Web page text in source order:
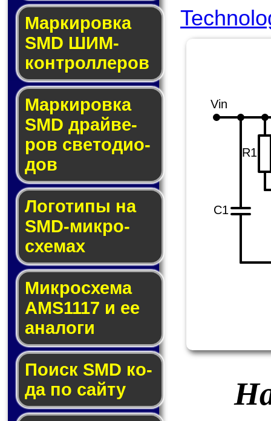
Маркировка
SMD ШИМ-
кон­трол­ле­ров
Маркировка
SMD драй­ве­
ров све­то­ди­о­
дов
Логотипы на
SMD-мик­ро­
схе­мах
Микросхема
AMS1117 и ее
ана­ло­ги
Поиск SMD ко­
да по сай­ту
C1
Vin
R1